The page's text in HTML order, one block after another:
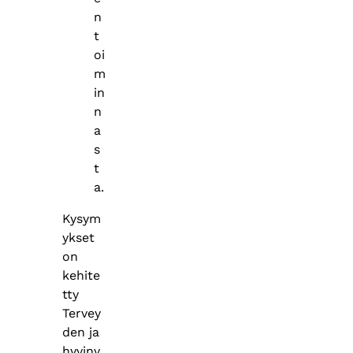
n
t
oi
m
in
n
a
s
t
a.
Kysym
ykset
on
kehite
tty
Tervey
den ja